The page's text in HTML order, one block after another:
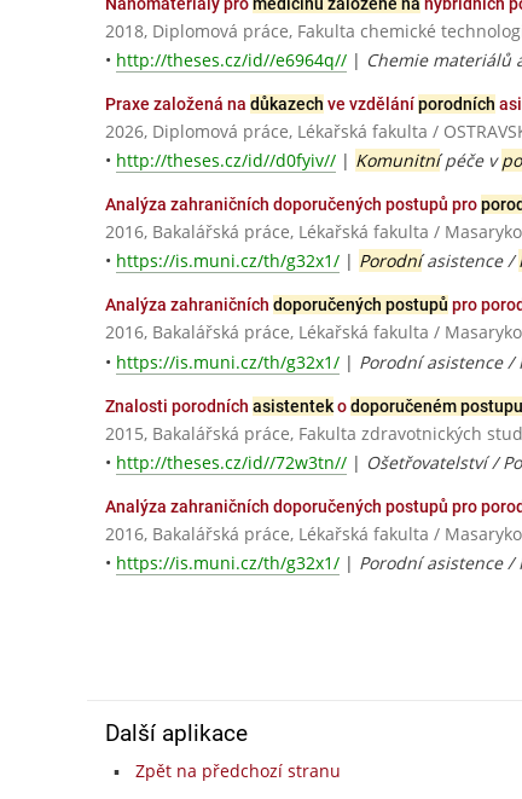
2018, Diplomová práce, Fakulta chemické
• http://theses.cz/id//e6964q// | Chemie materiálů
Praxe založená na důkazech ve vzděláníporodních
2026, Diplomová práce, Lékařská fakulta /
• http://theses.cz/id//d0fyiv// | Komunitnípéče v
Analýza zahraničních doporučených postupů pro
2016, Bakalářská práce, Lékařská fakulta /
• https://is.muni.cz/th/g32x1/ | Porodníasistence /
Analýza zahraničních doporučených postupů pro
2016, Bakalářská práce, Lékařská fakulta /
• https://is.muni.cz/th/g32x1/ | Porodní asistence /
Znalosti porodních asistentekodoporučeném postupu
2015, Bakalářská práce, Fakulta zdravotnických studií
• http://theses.cz/id//72w3tn// | Ošetřovatelství /
Analýza zahraničních doporučených postupů pro
2016, Bakalářská práce, Lékařská fakulta /
• https://is.muni.cz/th/g32x1/ | Porodní asistence /
Další aplikace
Zpět na předchozí stranu